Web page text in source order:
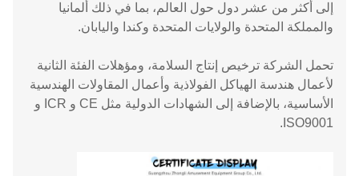
إلى أكثر من عشر دول حول العالم، بما في ذلك ألمانيا
والمملكة المتحدة والولايات المتحدة وكندا واليابان.
تحمل الشركة ترخيص إنتاج السلامة، ومؤهلات الفئة الثانية
لأعمال هندسة الهياكل الفولاذية وأعمال المقاولات الهندسية
الأساسية، بالإضافة إلى الشهادات الدولية مثل CE و ICR و
ISO9001.